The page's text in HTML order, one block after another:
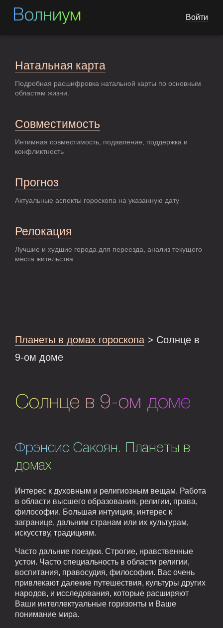
Волниум Войти
Натальная карта
Подробная расшифровка натальной карты по основным
областям жизни.
Совместимость
Интимная совместимость, подавление, поддержка и
конфликтность
Прогноз
Актуальные аспекты гороскопа на указанную дату
Релокация
Лучшие и худшие города для переезда, анализ текущего
места жительства
Планеты в домах гороскопа > Солнце в
9-ом доме
Солнце в 9-ом доме
Фрэнсис Сакоян. Планеты в
домах
Интерес к духовным и религиозным вещам. Работа
в области высшего образования, религии, права,
философии. Большая интуиция, интерес к
загранице, дальним странам или их культурам,
искусству, традициям.
Часто дальние поездки. Строгие, нравственные
устои. Часто специальность в области религии,
воспитания, правосудия, философии. Вас очень
привлекают далекие путешествия, культуры других
народов, и исследования, которые расширяют
Ваши интеллектуальные горизонты и Ваше
понимание мира.